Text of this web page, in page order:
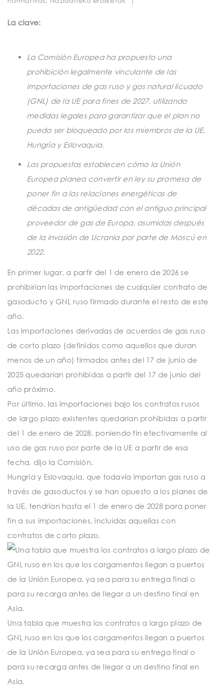
La clave:
La Comisión Europea ha propuesto una
prohibición legalmente vinculante de las
importaciones de gas ruso y gas natural licuado
(GNL) de la UE para fines de 2027, utilizando
medidas legales para garantizar que el plan no
pueda ser bloqueado por los miembros de la UE,
Hungría y Eslovaquia.
Las propuestas establecen cómo la Unión
Europea planea convertir en ley su promesa de
poner fin a las relaciones energéticas de
décadas de antigüedad con el antiguo principal
proveedor de gas de Europa, asumidas después
de la invasión de Ucrania por parte de Moscú en
2022.
En primer lugar, a partir del 1 de enero de 2026 se
prohibirían las importaciones de cualquier contrato de
gasoducto y GNL ruso firmado durante el resto de este
año.
Las importaciones derivadas de acuerdos de gas ruso
de corto plazo (definidos como aquellos que duran
menos de un año) firmados antes del 17 de junio de
2025 quedarían prohibidas a partir del 17 de junio del
año próximo.
Por último, las importaciones bajo los contratos rusos
de largo plazo existentes quedarían prohibidas a partir
del 1 de enero de 2028, poniendo fin efectivamente al
uso de gas ruso por parte de la UE a partir de esa
fecha, dijo la Comisión.
Hungría y Eslovaquia, que todavía importan gas ruso a
través de gasoductos y se han opuesto a los planes de
la UE, tendrían hasta el 1 de enero de 2028 para poner
fin a sus importaciones, incluidas aquellas con
contratos de corto plazo.
Una tabla que muestra los contratos a largo plazo de
GNL ruso en los que los cargamentos llegan a puertos
de la Unión Europea, ya sea para su entrega final o
para su recarga antes de llegar a un destino final en
Asia.